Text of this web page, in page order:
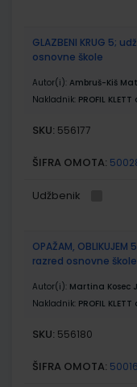
GLAZBENI KRUG 5;
osnovne škole
Autor(i): Ambruš-Kiš
Nakladnik: PROFIL KLETT
SKU: 556177
ŠIFRA OMOTA:
Udžbenik
OPAŽAM,
razred osnovne škole
Autor(i): Martina Kosec
Nakladnik: PROFIL KLETT
SKU: 556180
ŠIFRA OMOTA: